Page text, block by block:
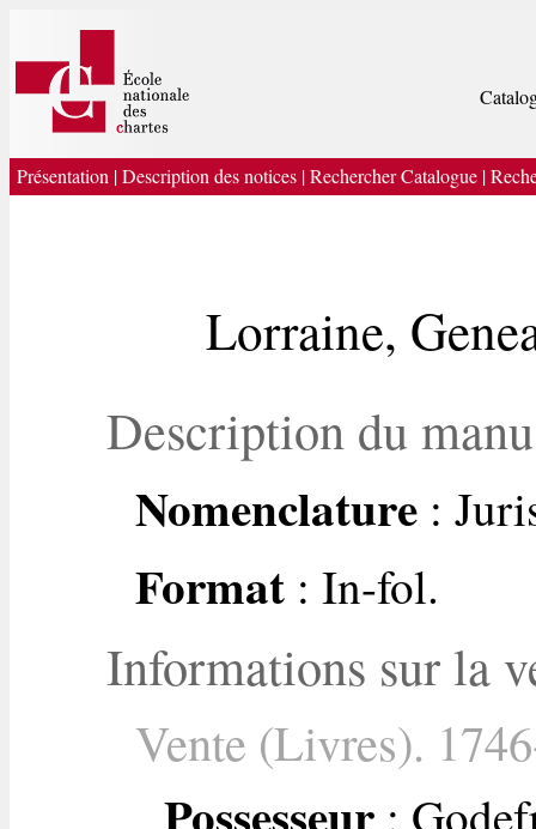
Présentation |Description des notices |Rechercher Catalogue |
Lorraine,
Description du
Nomenclature:
Format: In-fol.
Informations sur la
Vente (Livres).
Possesseur :